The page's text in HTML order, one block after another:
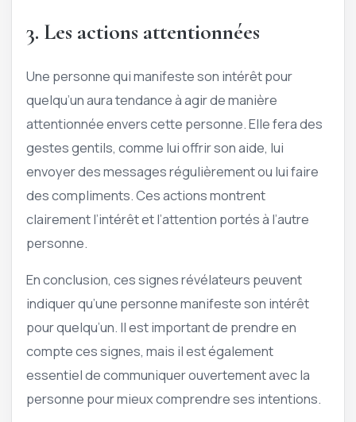
3. Les actions attentionnées
Une personne qui manifeste son intérêt pour
quelqu’un aura tendance à agir de manière
attentionnée envers cette personne. Elle fera des
gestes gentils, comme lui offrir son aide, lui
envoyer des messages régulièrement ou lui faire
des compliments. Ces actions montrent
clairement l’intérêt et l’attention portés à l’autre
personne.
En conclusion, ces signes révélateurs peuvent
indiquer qu’une personne manifeste son intérêt
pour quelqu’un. Il est important de prendre en
compte ces signes, mais il est également
essentiel de communiquer ouvertement avec la
personne pour mieux comprendre ses intentions.